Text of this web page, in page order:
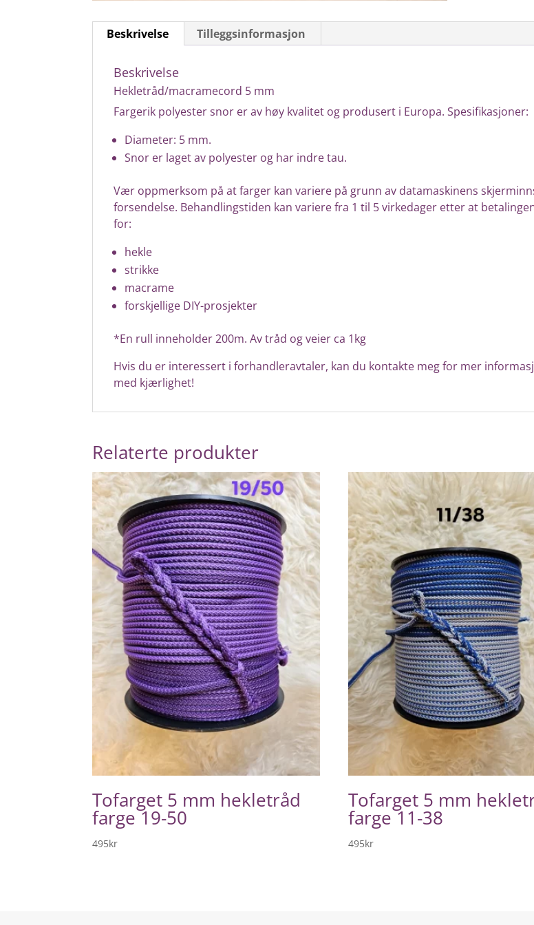
Beskrivelse Tilleggsinformasjon
Beskrivelse
Hekletråd/macramecord 5 mm
Fargerik polyester snor er av høy kvalitet og produsert i Europa.Spesifikasjoner:
Diameter: 5 mm.
Snor er laget av polyester og har indre tau.
Vær oppmerksom på at farger kan variere på grunn av datamaskinens
forsendelse. Behandlingstiden kan variere fra 1 til 5 virkedager etter at
for:
hekle
strikke
macrame
forskjellige DIY-prosjekter
*En rull inneholder 200m. Av tråd og veier ca 1kg
Hvis du er interessert i forhandleravtaler, kan du kontakte meg for mer
med kjærlighet!
Relaterte produkter
Tofarget 5 mm hekletråd
farge 19-50
495kr
Tofarget 5 mm
farge 11-38
495kr